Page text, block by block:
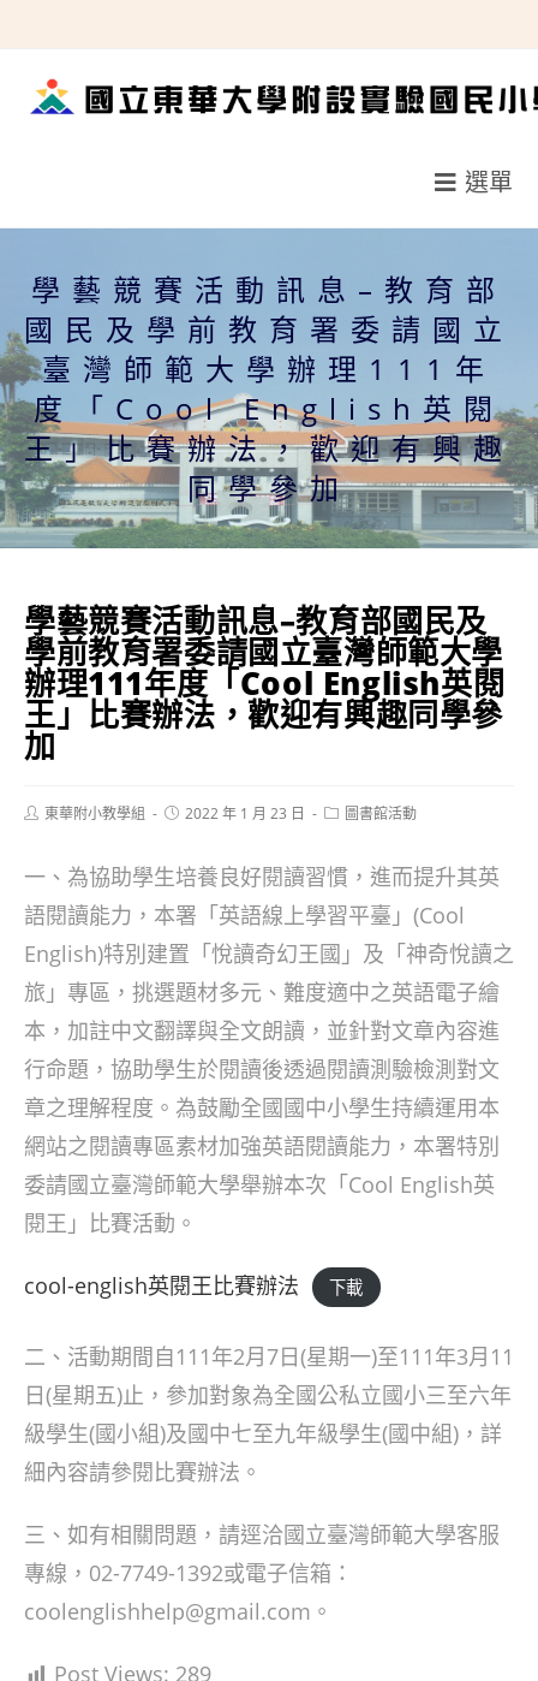
轉
選單
學藝競賽活動訊息–教育部
國民及學前教育署委請國立
臺灣師範大學辦理111年
度「Cool English英閱
王」比賽辦法，歡迎有興趣
同學參加
學藝競賽活動訊息–教育部國民及
學前教育署委請國立臺灣師範大學
辦理111年度「Cool English英閱
王」比賽辦法，歡迎有興趣同學參
加
Post東華附小教學組
Post2022 年 1 月 23 日
Post圖書館活動
一、為協助學生培養良好閱讀習慣，進而提升其英
語閱讀能力，本署「英語線上學習平臺」(Cool
English)特別建置「悅讀奇幻王國」及「神奇悅讀之
旅」專區，挑選題材多元、難度適中之英語電子繪
本，加註中文翻譯與全文朗讀，並針對文章內容進
行命題，協助學生於閱讀後透過閱讀測驗檢測對文
章之理解程度。為鼓勵全國國中小學生持續運用本
網站之閱讀專區素材加強英語閱讀能力，本署特別
委請國立臺灣師範大學舉辦本次「Cool English英
閱王」比賽活動。
cool-english英閱王比賽辦法 下載
二、活動期間自111年2月7日(星期一)至111年3月11
日(星期五)止，參加對象為全國公私立國小三至六年
級學生(國小組)及國中七至九年級學生(國中組)，詳
細內容請參閱比賽辦法。
三、如有相關問題，請逕洽國立臺灣師範大學客服
專線，02-7749-1392或電子信箱：
coolenglishhelp@gmail.com。
Post Views: 289